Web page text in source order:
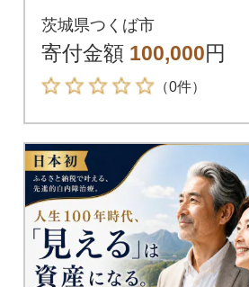
[宿泊 体験 グランピン
グ ドッグラン BBQ]
茨城県つくば市
寄付金額 100,000円
（0件）